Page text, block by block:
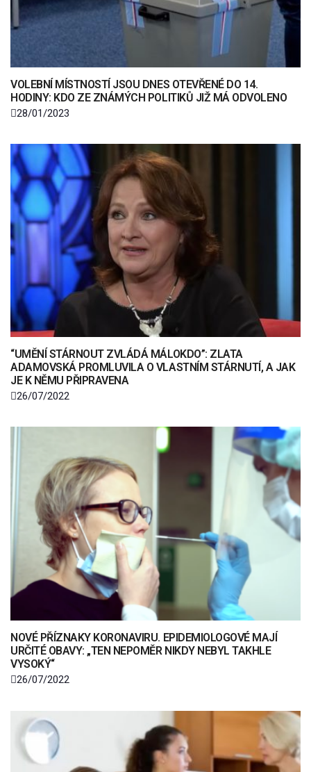
VOLEBNÍ MÍSTNOSTÍ JSOU DNES OTEVŘENÉ DO 14.
HODINY: KDO ZE ZNÁMÝCH POLITIKŮ JIŽ MÁ ODVOLENO
28/01/2023
“UMĚNÍ STÁRNOUT ZVLÁDÁ MÁLOKDO”: ZLATA
ADAMOVSKÁ PROMLUVILA O VLASTNÍM STÁRNUTÍ, A JAK
JE K NĚMU PŘIPRAVENA
26/07/2022
NOVÉ PŘÍZNAKY KORONAVIRU. EPIDEMIOLOGOVÉ MAJÍ
URČITÉ OBAVY: „TEN NEPOMĚR NIKDY NEBYL TAKHLE
VYSOKÝ“
26/07/2022